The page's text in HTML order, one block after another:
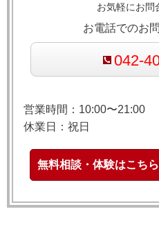
お気軽にお問
お電話でのお
042-
営業時間：10:00〜21:00
休業日：祝日
無料相談・体験はこちら